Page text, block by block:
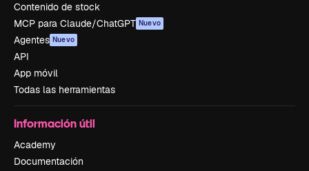
Contenido de stock
MCP para Claude/ChatGPT Nuevo
Agentes Nuevo
API
App móvil
Todas las herramientas
Información útil
Academy
Documentación